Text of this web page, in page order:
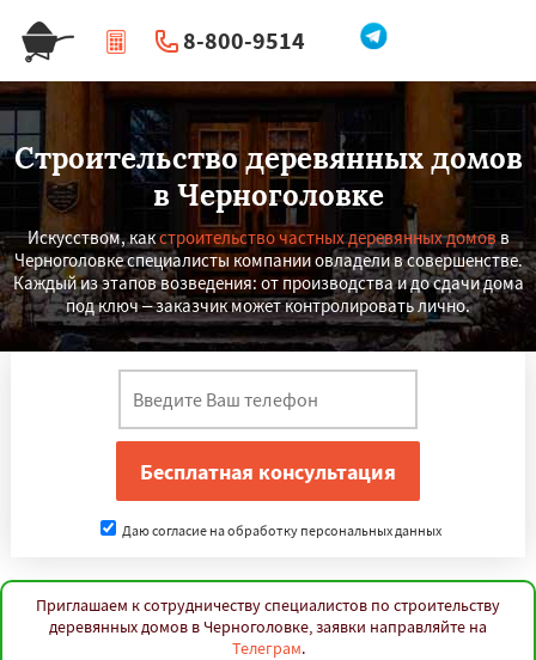
8-800-9514
| Перезвоните мне
Строительство деревянных домов
в Черноголовке
Искусством, какстроительство частных деревянных домовв
Черноголовке специалисты компании овладели в совершенстве.
Каждый из этапов возведения: от производства и до сдачи дома
под ключ – заказчик может контролировать лично.
Даю согласие на обработку персональных данных
Приглашаем к сотрудничеству специалистов по строительству
деревянных домов в Черноголовке, заявки направляйте на
Телеграм.